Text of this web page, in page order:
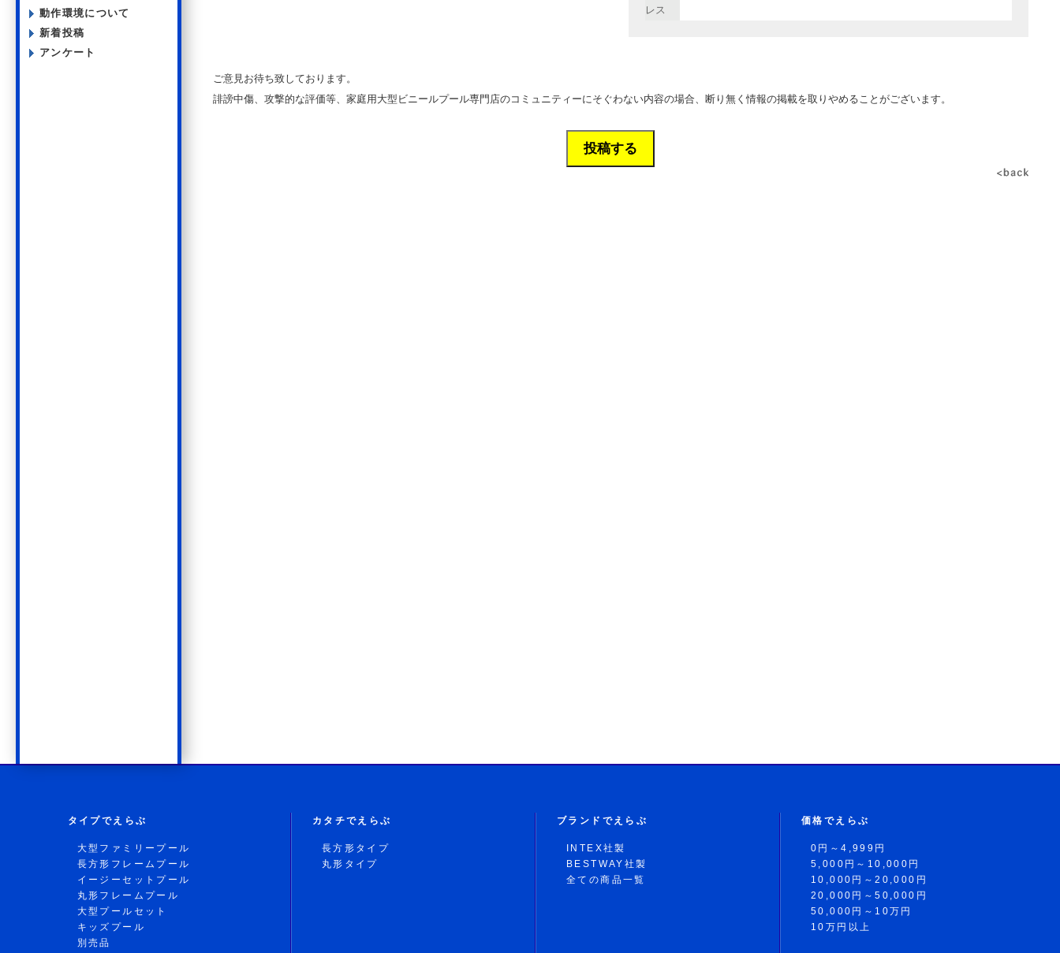
動作環境について
新着投稿
アンケート
レス
ご意見お待ち致しております。
誹謗中傷、攻撃的な評価等、家庭用大型ビニールプール専門店のコミュニティーにそぐわない内容の場合、断り無く情報の掲載を取りやめることがございます。
タイプでえらぶ
大型ファミリープール
長方形フレームプール
イージーセットプール
丸形フレームプール
大型プールセット
キッズプール
別売品
カタチでえらぶ
長方形タイプ
丸形タイプ
ブランドでえらぶ
INTEX社製
BESTWAY社製
全ての商品一覧
価格でえらぶ
0円～4,999円
5,000円～10,000円
10,000円～20,000円
20,000円～50,000円
50,000円～10万円
10万円以上